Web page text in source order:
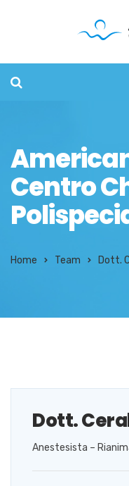
Centro
Home Team Dott.
Dott.
Anestesista –